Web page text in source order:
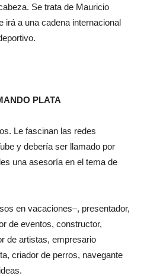
Se trata de Mauricio
irá a una cadena internacional
PLATA
Le fascinan las redes
y debería ser llamado por
una asesoría en el tema de
en vacaciones–, presentador,
de eventos, constructor,
de artistas, empresario
criador de perros, navegante